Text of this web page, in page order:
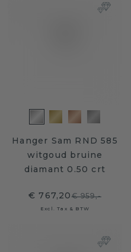
Hanger Sam RND 585
witgoud bruine
diamant 0.50 crt
€ 767,20€ 959,-
Excl. Tax & BTW